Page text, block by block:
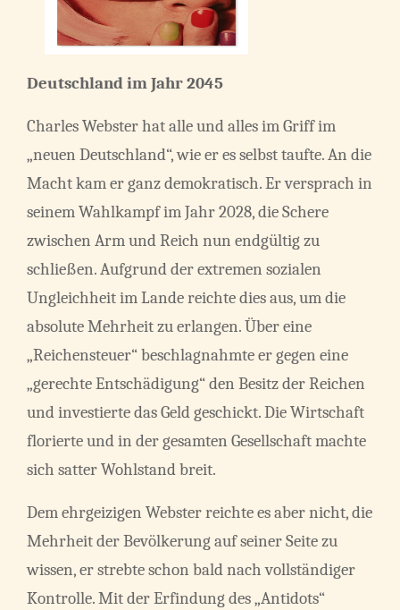
Deutschland im Jahr 2045
Charles Webster hat alle und alles im Griff im
„neuen Deutschland“, wie er es selbst taufte. An die
Macht kam er ganz demokratisch. Er versprach in
seinem Wahlkampf im Jahr 2028, die Schere
zwischen Arm und Reich nun endgültig zu
schließen. Aufgrund der extremen sozialen
Ungleichheit im Lande reichte dies aus, um die
absolute Mehrheit zu erlangen. Über eine
„Reichensteuer“ beschlagnahmte er gegen eine
„gerechte Entschädigung“ den Besitz der Reichen
und investierte das Geld geschickt. Die Wirtschaft
florierte und in der gesamten Gesellschaft machte
sich satter Wohlstand breit.
Dem ehrgeizigen Webster reichte es aber nicht, die
Mehrheit der Bevölkerung auf seiner Seite zu
wissen, er strebte schon bald nach vollständiger
Kontrolle. Mit der Erfindung des „Antidots“